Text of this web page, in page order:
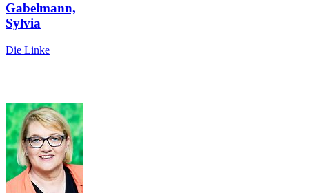
Gabelmann,
Sylvia
Die Linke